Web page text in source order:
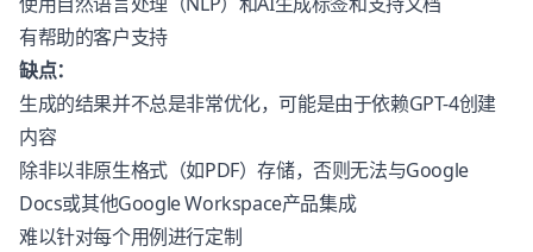
有帮助的客户支持
缺点：
生成的结果并不总是非常优化，可能是由于依赖GPT-4创建
内容
除非以非原生格式（如PDF）存储，否则无法与Google
Docs或其他Google Workspace产品集成
难以针对每个用例进行定制